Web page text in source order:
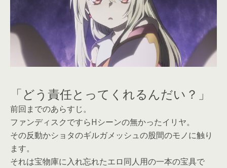
「どう責任とってくれるんだい？」
前回までのあらすじ。
ファンディスクですらHシーンの無かったイリヤ。
その反動かショタのギルガメッシュの股間のモノに触り
ます。
それは宝物庫に入れ忘れたエロ同人用の一本の宝具で